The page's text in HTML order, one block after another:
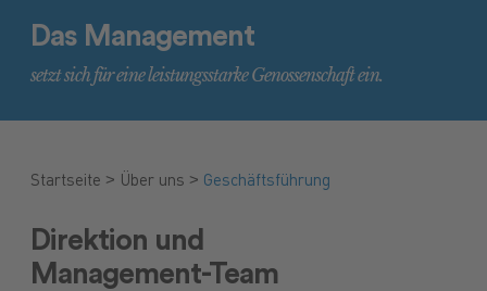
FuttermittelPflanzenschutz
Düngung
LandmaschinenMaschinenmarkt
Ersatzteile
GARTENmarktVersicherungenLebensmittel
Das Management
setzt sich für eine leistungsstarke Genossenschaft ein.
Startseite > Über uns > Geschäftsführung
Direktion und
Management-Team